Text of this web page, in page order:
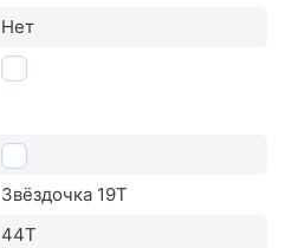
Нет
20"
1
Звёздочка 19Т
44Т